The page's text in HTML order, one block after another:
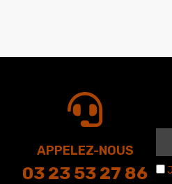
APPELEZ-NOUS
03 23 53 27 86